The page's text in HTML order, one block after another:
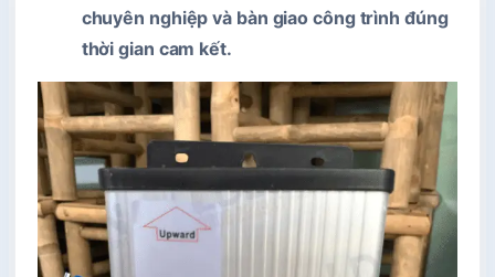
chuyên nghiệp và bàn giao công trình đúng
thời gian cam kết.